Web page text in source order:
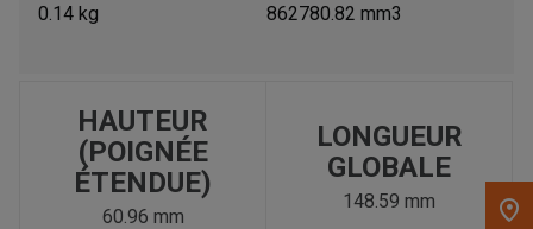
0.14 kg 862780.82 mm3
HAUTEUR
(POIGNÉE
ÉTENDUE)
60.96 mm
LONGUEUR
GLOBALE
148.59 mm